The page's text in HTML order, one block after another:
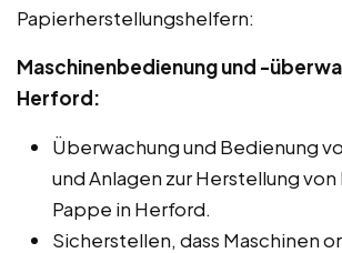
Papierherstellungshelfern:
Maschinenbedienung und -
Herford:
Überwachung und Bedienung
und Anlagen zur Herstellung von
Pappe in Herford.
Sicherstellen, dass Maschinen